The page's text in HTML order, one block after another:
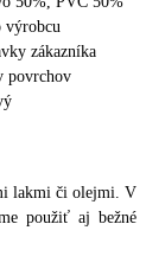
výrobcu
zákazníka
povrchov
lakmi či olejmi. V
použiť aj bežné